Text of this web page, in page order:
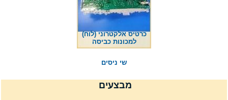
כרטיס אלקטרוני (לוח)
למכונות כביסה
שי ניסים
מבצעים